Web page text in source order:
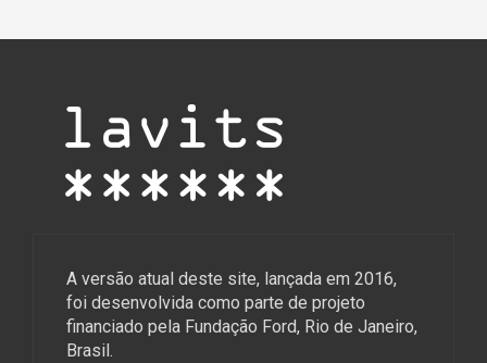
A versão atual deste site, lançada em 2016,
foi desenvolvida como parte de projeto
financiado pela Fundação Ford, Rio de Janeiro,
Brasil.